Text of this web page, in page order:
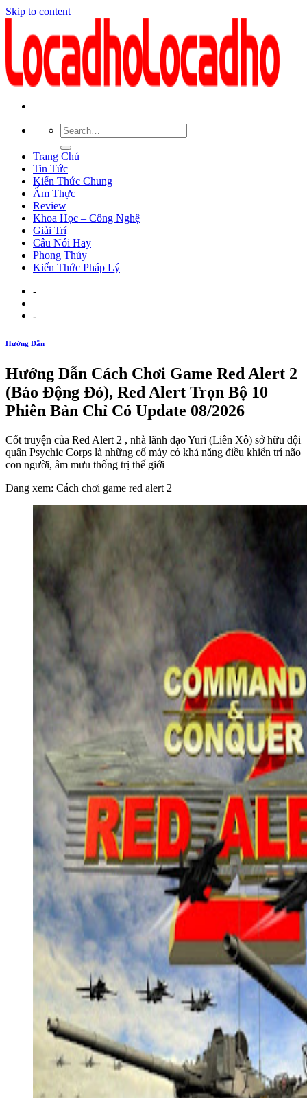
Skip to content
Trang Chủ
Tin Tức
Kiến Thức Chung
Ẩm Thực
Review
Khoa Học – Công Nghệ
Giải Trí
Câu Nói Hay
Phong Thủy
Kiến Thức Pháp Lý
-
-
Hướng Dẫn
Hướng Dẫn Cách Chơi Game Red Alert 2
(Báo Động Đỏ), Red Alert Trọn Bộ 10
Phiên Bản Chỉ Có Update 08/2026
Cốt truyện của Red Alert 2 , nhà lãnh đạo Yuri (Liên Xô) sở hữu đội
quân Psychic Corps là những cố máy có khả năng điều khiển trí não
con người, âm mưu thống trị thế giới
Đang xem: Cách chơi game red alert 2